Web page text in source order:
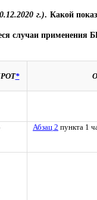
г.). Какой
случаи применения
*
Абзац 2 пункта 1